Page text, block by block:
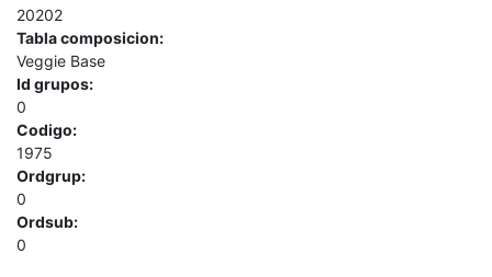
20202
Tabla composicion:
Veggie Base
Id grupos:
0
Codigo:
1975
Ordgrup:
0
Ordsub:
0